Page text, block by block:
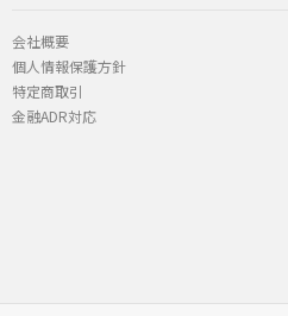
会社概要
個人情報保護方針
特定商取引
金融ADR対応